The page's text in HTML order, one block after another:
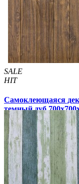
Купить В
SALE
HIT
Самоклеющаяся
темный дуб
99 грн/шт 170 грн/шт
3 отзывов
Купить В